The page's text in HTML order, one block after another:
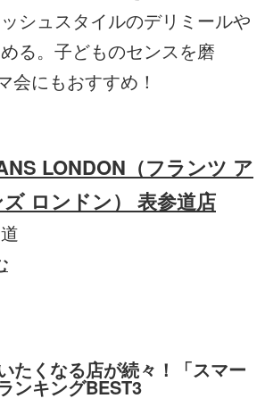
シュスタイルのデリミールや
る。子どものセンスを磨
会にもおすすめ！
LONDON（フランツ ア
ロンドン） 表参道店
たくなる店が続々！「スマー
ンキングBEST3